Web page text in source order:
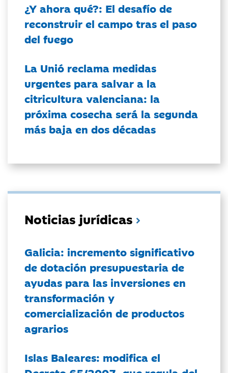
¿Y ahora qué?: El desafío de
reconstruir el campo tras el paso
del fuego
La Unió reclama medidas
urgentes para salvar a la
citricultura valenciana: la
próxima cosecha será la segunda
más baja en dos décadas
Noticias jurídicas
Galicia: incremento significativo
de dotación presupuestaria de
ayudas para las inversiones en
transformación y
comercialización de productos
agrarios
Islas Baleares: modifica el